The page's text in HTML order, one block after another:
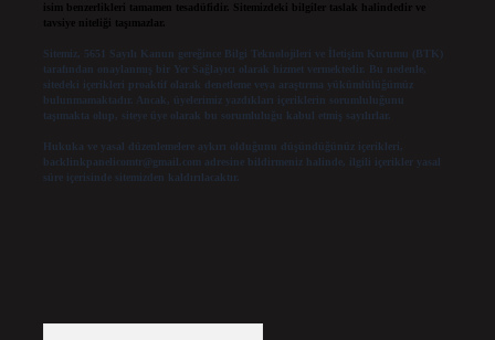
isim benzerlikleri tamamen tesadüfidir. Sitemizdeki bilgiler taslak halindedir ve
tavsiye niteliği taşımazlar.
Sitemiz, 5651 Sayılı Kanun gereğince Bilgi Teknolojileri ve İletişim Kurumu (BTK)
tarafından onaylanmış bir Yer Sağlayıcı olarak hizmet vermektedir. Bu nedenle,
sitedeki içerikleri proaktif olarak denetleme veya araştırma yükümlülüğümüz
bulunmamaktadır. Ancak, üyelerimiz yazdıkları içeriklerin sorumluluğunu
taşımakta olup, siteye üye olarak bu sorumluluğu kabul etmiş sayılırlar.
Hukuka ve yasal düzenlemelere aykırı olduğunu düşündüğünüz içerikleri,
backlinkpanelicomtr@gmail.comadresine bildirmeniz halinde, ilgili içerikler yasal
süre içerisinde sitemizden kaldırılacaktır.